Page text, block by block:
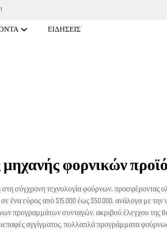
ΕΙΔΉΣΕΙΣ
φορνικών
σύγχρονη τεχνολογία φούρνων, προσφέροντας
εύρος από $15.000 έως $50.000, ανάλογα με την
προγραμμάτων συνταγών, ακριβού έλεγχου της
αγγίγματος, πολλαπλά προγράμματα